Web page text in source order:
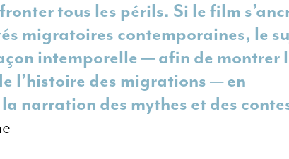
tous les périls. Si le film
migratoires contemporaines, le
intemporelle — afin de montrer
l’histoire des migrations — en
narration des mythes et des